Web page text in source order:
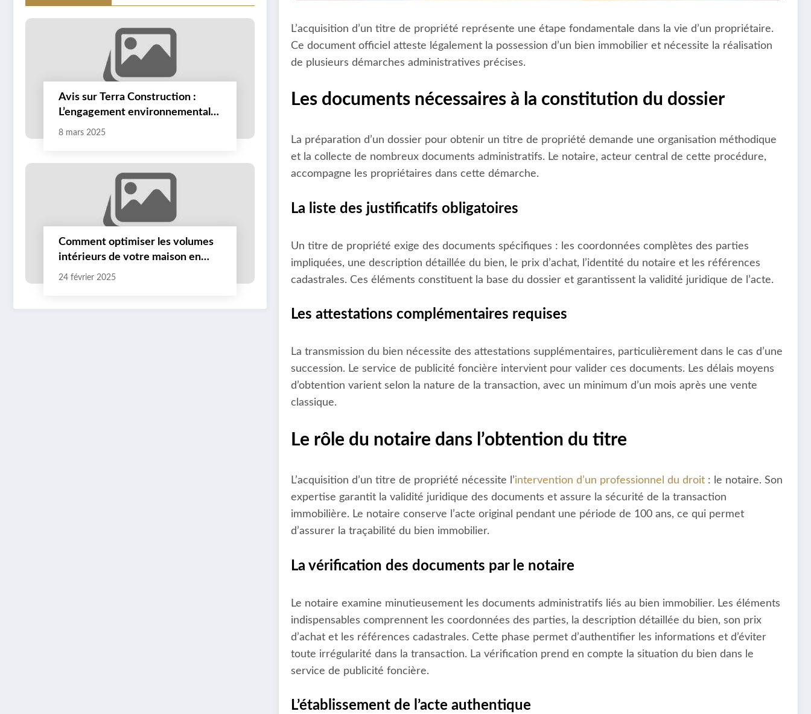
Avis sur Terra Construction :
L’engagement environnemental
qui fait la différence
8 mars 2025
Comment optimiser les volumes
intérieurs de votre maison en
bois en Bretagne ?
24 février 2025
L’acquisition d’un titre de propriété représente une étape fondamentale dans la vie d’un propriétaire.
Ce document officiel atteste légalement la possession d’un bien immobilier et nécessite la réalisation
de plusieurs démarches administratives précises.
Les documents nécessaires à la constitution du dossier
La préparation d’un dossier pour obtenir un titre de propriété demande une organisation méthodique
et la collecte de nombreux documents administratifs. Le notaire, acteur central de cette procédure,
accompagne les propriétaires dans cette démarche.
La liste des justificatifs obligatoires
Un titre de propriété exige des documents spécifiques : les coordonnées complètes des parties
impliquées, une description détaillée du bien, le prix d’achat, l’identité du notaire et les références
cadastrales. Ces éléments constituent la base du dossier et garantissent la validité juridique de l’acte.
Les attestations complémentaires requises
La transmission du bien nécessite des attestations supplémentaires, particulièrement dans le cas d’une
succession. Le service de publicité foncière intervient pour valider ces documents. Les délais moyens
d’obtention varient selon la nature de la transaction, avec un minimum d’un mois après une vente
classique.
Le rôle du notaire dans l’obtention du titre
L’acquisition d’un titre de propriété nécessite l’intervention d’un professionnel du droit : le notaire. Son
expertise garantit la validité juridique des documents et assure la sécurité de la transaction
immobilière. Le notaire conserve l’acte original pendant une période de 100 ans, ce qui permet
d’assurer la traçabilité du bien immobilier.
La vérification des documents par le notaire
Le notaire examine minutieusement les documents administratifs liés au bien immobilier. Les éléments
indispensables comprennent les coordonnées des parties, la description détaillée du bien, son prix
d’achat et les références cadastrales. Cette phase permet d’authentifier les informations et d’éviter
toute irrégularité dans la transaction. La vérification prend en compte la situation du bien dans le
service de publicité foncière.
L’établissement de l’acte authentique